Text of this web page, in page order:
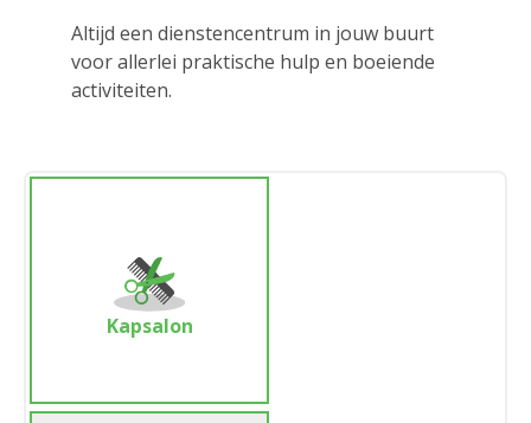
Altijd een dienstencentrum in jouw buurt
voor allerlei praktische hulp en boeiende
activiteiten.
Kapsalon